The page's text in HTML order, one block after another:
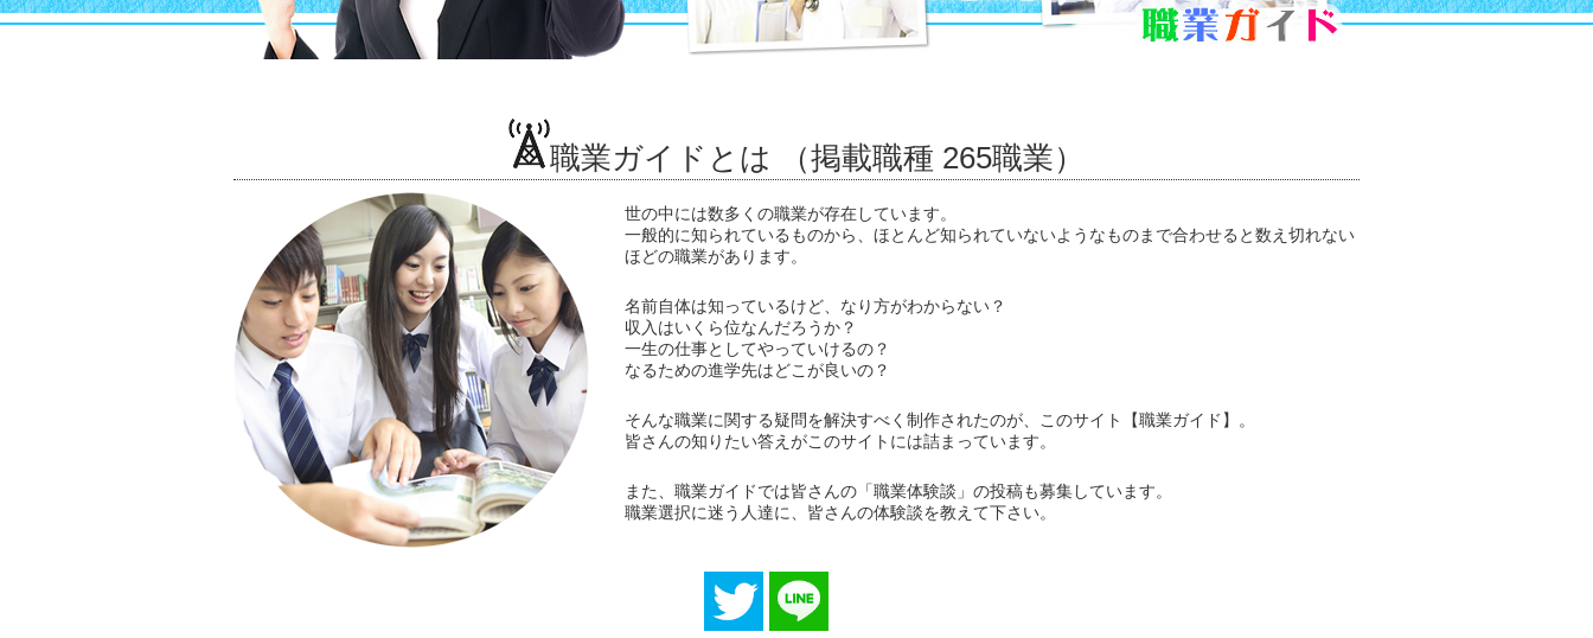
職業ガイドとは （掲載職種 265職業）
世の中には数多くの職業が存在しています。
一般的に知られているものから、ほとんど知られていないようなものまで合わせると数え切れない
ほどの職業があります。
名前自体は知っているけど、なり方がわからない？
収入はいくら位なんだろうか？
一生の仕事としてやっていけるの？
なるための進学先はどこが良いの？
そんな職業に関する疑問を解決すべく制作されたのが、このサイト【職業ガイド】。
皆さんの知りたい答えがこのサイトには詰まっています。
また、職業ガイドでは皆さんの「職業体験談」の投稿も募集しています。
職業選択に迷う人達に、皆さんの体験談を教えて下さい。